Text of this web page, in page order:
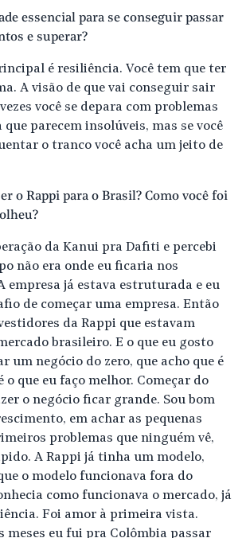
essencial para se conseguir passar
e superar?
é resiliência. Você tem que ter
A visão de que vai conseguir sair
você se depara com problemas
parecem insolúveis, mas se você
o tranco você acha um jeito de
o Rappi para o Brasil? Como você foi
da Kanui pra Dafiti e percebi
não era onde eu ficaria nos
empresa já estava estruturada e eu
de começar uma empresa. Então
da Rappi que estavam
brasileiro. E o que eu gosto
um negócio do zero, que acho que é
o que eu faço melhor. Começar do
o negócio ficar grande. Sou bom
em achar as pequenas
problemas que ninguém vê,
A Rappi já tinha um modelo,
o modelo funcionava fora do
como funcionava o mercado, já
Foi amor à primeira vista.
meses eu fui pra Colômbia passar